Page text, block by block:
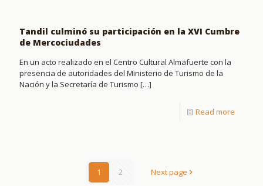
Tandil culminó su participación en la XVI Cumbre
de Mercociudades
En un acto realizado en el Centro Cultural Almafuerte con la
presencia de autoridades del Ministerio de Turismo de la
Nación y la Secretaría de Turismo […]
Read more
1 2 Next page